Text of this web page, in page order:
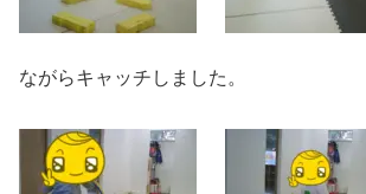
ながらキャッチしました。